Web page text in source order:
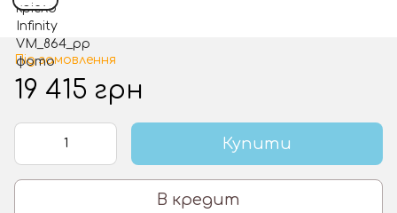
Під замовлення
19 415 грн
Купити
В кредит